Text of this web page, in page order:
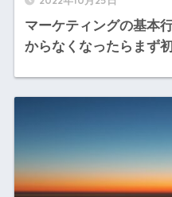
マーケティングの基本
からなくなったらまず